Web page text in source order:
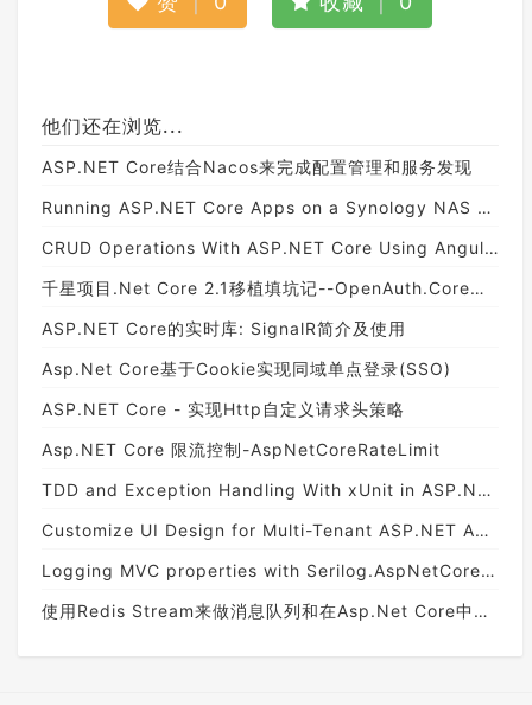
他们还在浏览...
ASP.NET Core结合Nacos来完成配置管理和服务发现
Running ASP.NET Core Apps on a Synology NAS with Docker
CRUD Operations With ASP.NET Core Using Angular 5 and ADO.NET
千星项目.Net Core 2.1移植填坑记--OpenAuth.Core诞生
ASP.NET Core的实时库: SignalR简介及使用
Asp.Net Core基于Cookie实现同域单点登录(SSO)
ASP.NET Core - 实现Http自定义请求头策略
Asp.NET Core 限流控制-AspNetCoreRateLimit
TDD and Exception Handling With xUnit in ASP.NET Core
Customize UI Design for Multi-Tenant ASP.NET Application Using Bootstrap
Logging MVC properties with Serilog.AspNetCore: Using Serilog.AspNetCore in ASP.NET Core 3.0 - Part 3
使用Redis Stream来做消息队列和在Asp.Net Core中的实现